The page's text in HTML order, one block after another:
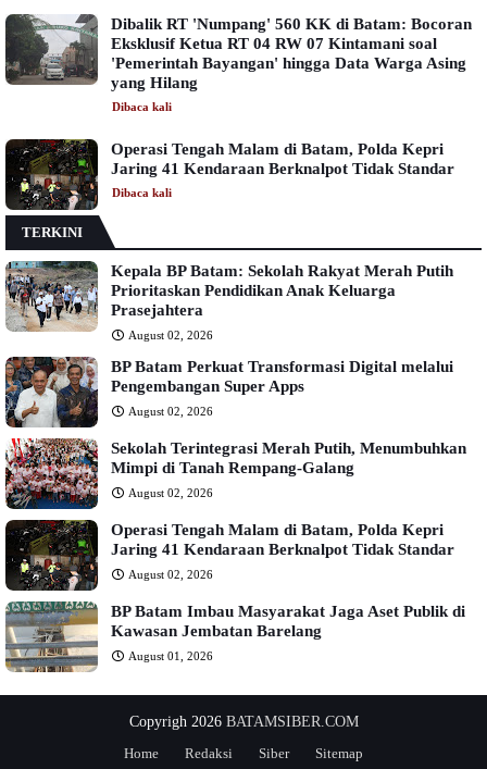
Dibalik RT 'Numpang' 560 KK di Batam: Bocoran
Eksklusif Ketua RT 04 RW 07 Kintamani soal
'Pemerintah Bayangan' hingga Data Warga Asing
yang Hilang
Dibaca kali
Operasi Tengah Malam di Batam, Polda Kepri
Jaring 41 Kendaraan Berknalpot Tidak Standar
Dibaca kali
TERKINI
Kepala BP Batam: Sekolah Rakyat Merah Putih
Prioritaskan Pendidikan Anak Keluarga
Prasejahtera
August 02, 2026
BP Batam Perkuat Transformasi Digital melalui
Pengembangan Super Apps
August 02, 2026
Sekolah Terintegrasi Merah Putih, Menumbuhkan
Mimpi di Tanah Rempang-Galang
August 02, 2026
Operasi Tengah Malam di Batam, Polda Kepri
Jaring 41 Kendaraan Berknalpot Tidak Standar
August 02, 2026
BP Batam Imbau Masyarakat Jaga Aset Publik di
Kawasan Jembatan Barelang
August 01, 2026
Copyrigh 2026 BATAMSIBER.COM
Home
Redaksi Siber Sitemap